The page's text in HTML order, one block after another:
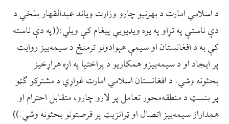
د اسلامي امارت د بهرنیو چارو وزارت ویاند عبدالقهار بلخي د
دې ناستې په تړاو په یوه ویډیویي پیغام کې ویلي:((په دې ناسته
کې به د افغانستان او سیمې هېوادونو ترمنځ د سیمه‌ییز روایت
پر ایجاد او د سیمه‌ییزو همکاریو د پراختیا په اړه هراړخیز
بحثونه وشي. د افغانستان اسلامي امارت غواړي د مشترکو ګټو
پر بنسټ د منطقه‌محور تعامل پر لارو چارو، متقابل احترام او
همداراز سیمه‌ییز اتصال او ټرانزیټ پر فرصتونو بحثونه وشي.))